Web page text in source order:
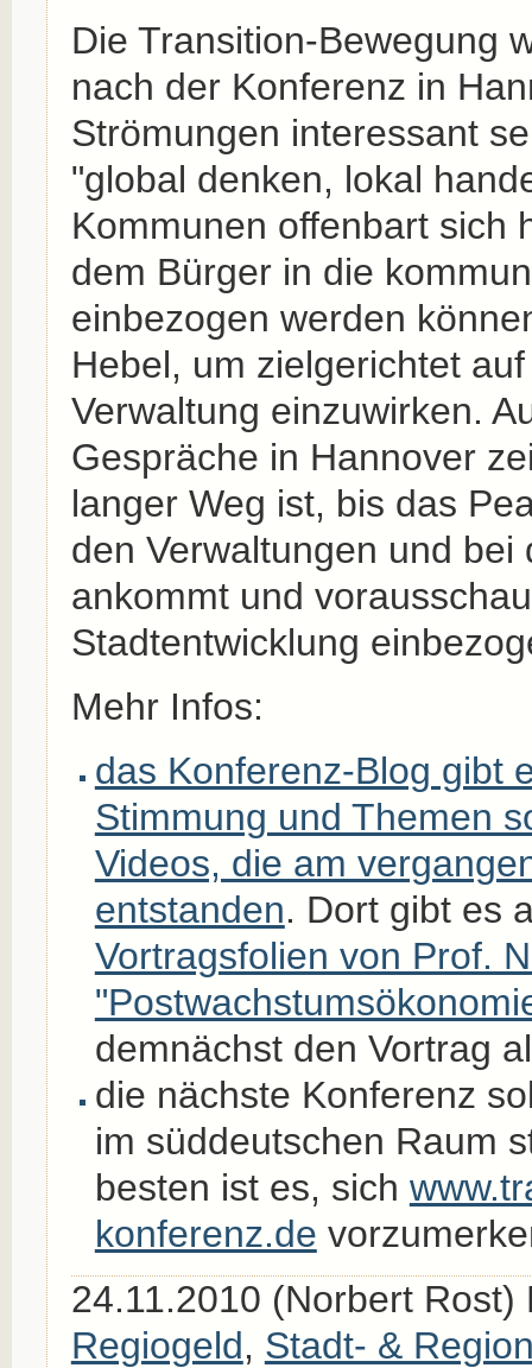
Die Transition-Bewegung
nach der Konferenz in
Strömungen interessant
"global denken, lokal
Kommunen offenbart sich
dem Bürger in die
einbezogen werden
Hebel, um zielgerichtet
Verwaltung einzuwirken.
Gespräche in Hannover
langer Weg ist, bis das
den Verwaltungen und bei
ankommt und
Stadtentwicklung
Mehr Infos:
das Konferenz-Blog gibt
Stimmung und Themen
Videos, die am
entstanden. Dort gibt es
Vortragsfolien von Prof.
demnächst den Vortrag
die nächste Konferenz
im süddeutschen Raum
besten ist es, sich
konferenz.de
24.11.2010 (Norbert
Regiogeld, Stadt- &